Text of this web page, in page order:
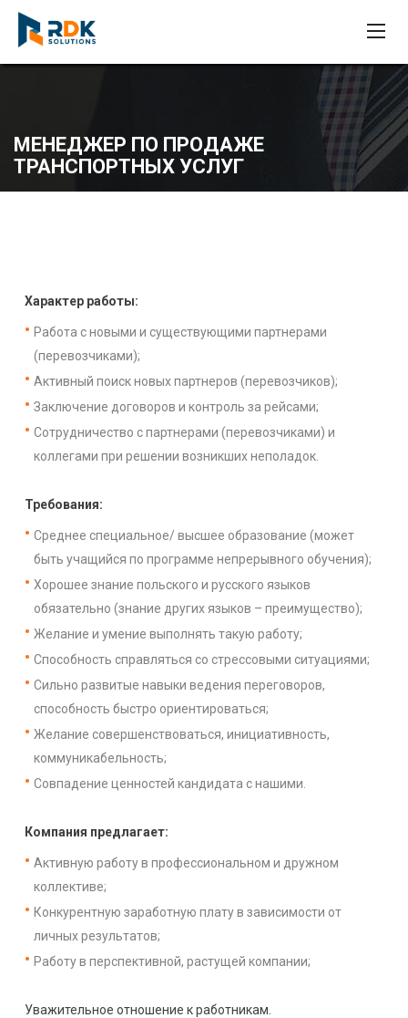
МЕНЕДЖЕР ПО ПРОДАЖЕ
ТРАНСПОРТНЫХ УСЛУГ
Характер работы:
Работа с новыми и существующими партнерами
(перевозчиками);
Активный поиск новых партнеров (перевозчиков);
Заключение договоров и контроль за рейсами;
Сотрудничество с партнерами (перевозчиками) и
коллегами при решении возникших неполадок.
Требования:
Среднее специальное/ высшее образование (может
быть учащийся по программе непрерывного обучения);
Хорошее знание польского и русского языков
обязательно (знание других языков – преимущество);
Желание и умение выполнять такую работу;
Способность справляться со стрессовыми ситуациями;
Сильно развитые навыки ведения переговоров,
способность быстро ориентироваться;
Желание совершенствоваться, инициативность,
коммуникабельность;
Совпадение ценностей кандидата с нашими.
Компания предлагает:
Активную работу в профессиональном и дружном
коллективе;
Конкурентную заработную плату в зависимости от
личных результатов;
Работу в перспективной, растущей компании;
Уважительное отношение к работникам.